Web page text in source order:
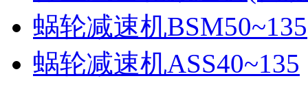
蜗轮减速机BSM50~135
蜗轮减速机ASS40~135